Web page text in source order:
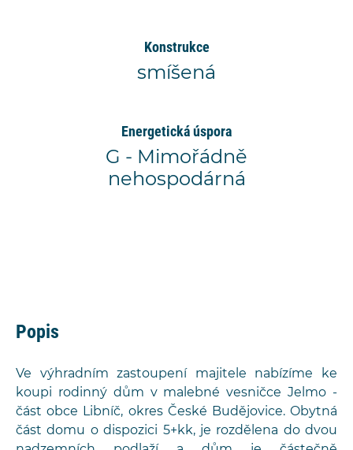
Konstrukce
smíšená
Energetická úspora
G - Mimořádně
nehospodárná
Popis
Ve výhradním zastoupení majitele nabízíme ke
koupi rodinný dům v malebné vesničce Jelmo -
část obce Libníč, okres České Budějovice. Obytná
část domu o dispozici 5+kk, je rozdělena do dvou